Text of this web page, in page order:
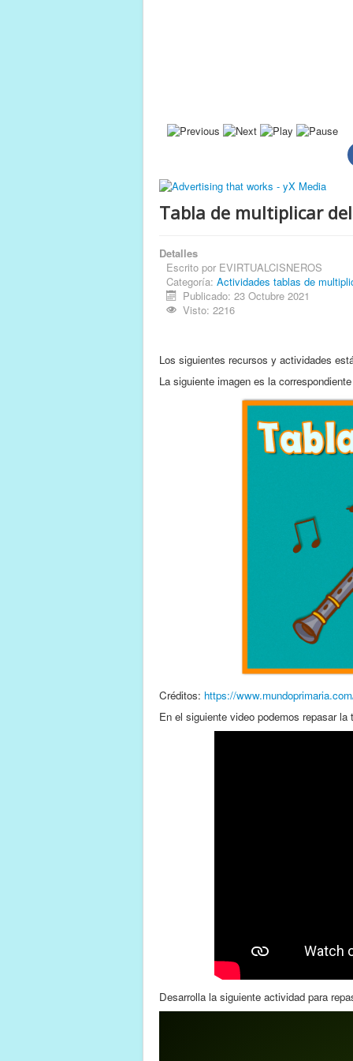
Tabla de multiplicar
Detalles
Escrito por EVIRTUALCISNEROS
Categoría: Actividades tablas de
Publicado: 23 Octubre 2021
Visto: 2216
Los siguientes recursos y actividades
La siguiente imagen es la
Créditos: https://
En el siguiente video podemos repasar la
Desarrolla la siguiente actividad para